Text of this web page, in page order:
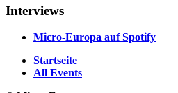
Interviews
Micro-Europa auf Spotify
Startseite
All Events